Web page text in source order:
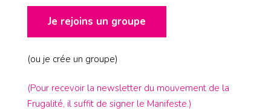
Je rejoins un groupe
(ou je crée un groupe)
(Pour recevoir la newsletter du mouvement de la
Frugalité, il suffit de signer le Manifeste.)